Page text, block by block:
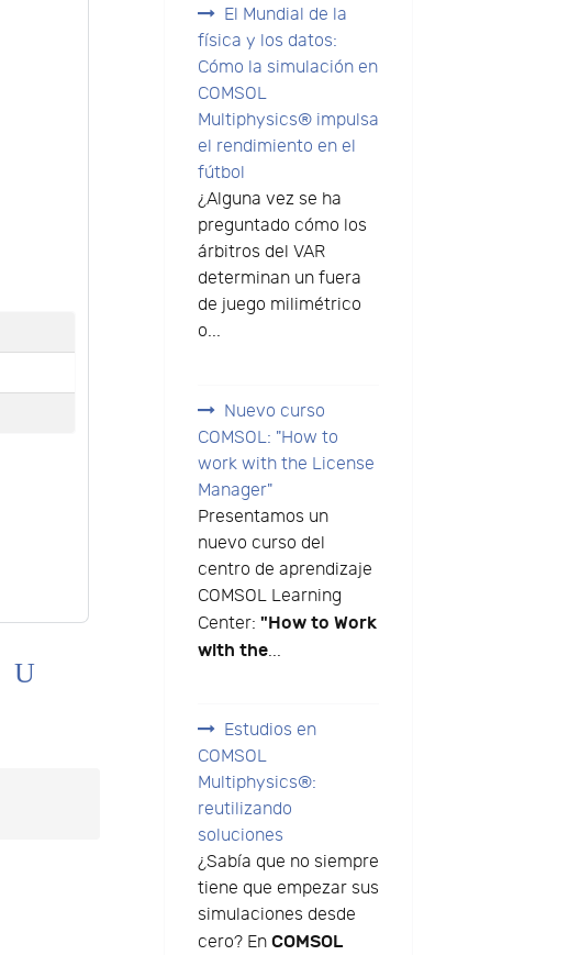
El Mundial de la
física y los datos:
Cómo la simulación en
COMSOL
Multiphysics® impulsa
el rendimiento en el
fútbol
¿Alguna vez se ha
preguntado cómo los
árbitros del VAR
determinan un fuera
de juego milimétrico
o...
Nuevo curso
COMSOL: "How to
work with the License
Manager"
Presentamos un
nuevo curso del
centro de aprendizaje
COMSOL Learning
Center: "How to Work
with the...
Estudios en
COMSOL
Multiphysics®:
reutilizando
soluciones
¿Sabía que no siempre
tiene que empezar sus
simulaciones desde
cero? EnCOMSOL